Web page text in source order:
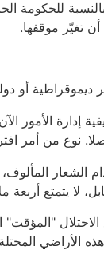
أن تغيّر موقفها.
ديموقراطية أو
إدارة
نوع من أمر
لا يتمتع
"المؤقت"
الأراضي